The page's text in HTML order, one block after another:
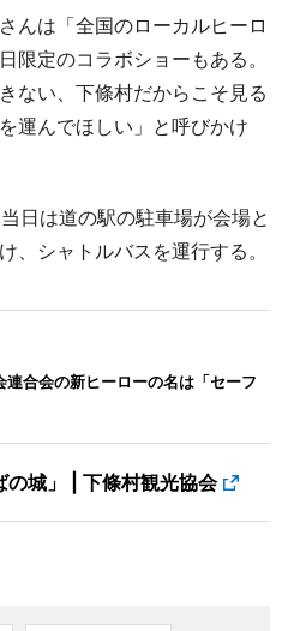
んは「全国のローカルヒーロ
限定のコラボショーもある。
ない、下條村だからこそ見る
運んでほしい」と呼びかけ
日は道の駅の駐車場が会場と
、シャトルバスを運行する。
連合会の新ヒーローの名は「セーフ
の城」 | 下條村観光協会